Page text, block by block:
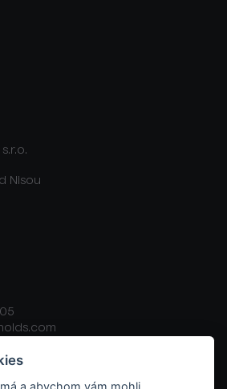
Nisou
a abychom vám mohli